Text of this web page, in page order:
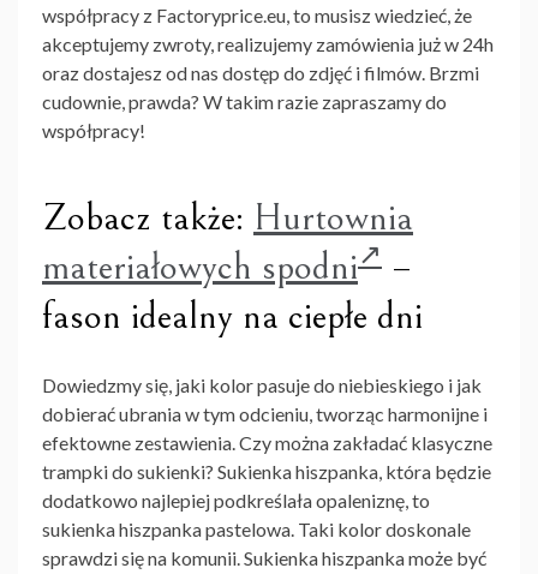
współpracy z Factoryprice.eu, to musisz wiedzieć, że
akceptujemy zwroty, realizujemy zamówienia już w 24h
oraz dostajesz od nas dostęp do zdjęć i filmów. Brzmi
cudownie, prawda? W takim razie zapraszamy do
współpracy!
Zobacz także: Hurtownia
materiałowych spodni
–
fason idealny na ciepłe dni
Dowiedzmy się, jaki kolor pasuje do niebieskiego i jak
dobierać ubrania w tym odcieniu, tworząc harmonijne i
efektowne zestawienia. Czy można zakładać klasyczne
trampki do sukienki? Sukienka hiszpanka, która będzie
dodatkowo najlepiej podkreślała opaleniznę, to
sukienka hiszpanka pastelowa. Taki kolor doskonale
sprawdzi się na komunii.Sukienka hiszpankamoże być